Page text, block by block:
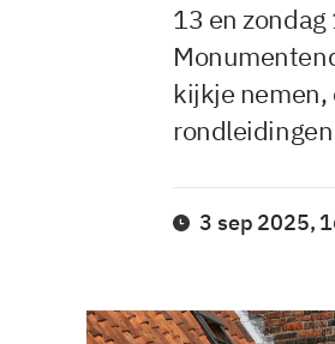
13 en
kijkje
3 sep 2025,